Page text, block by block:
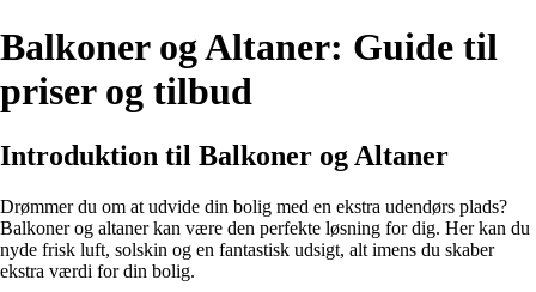
Balkoner og Altaner: Guide til
priser og tilbud
Introduktion til Balkoner og Altaner
Drømmer du om at udvide din bolig med en ekstra udendørs plads?
Balkoner og altaner kan være den perfekte løsning for dig. Her kan du
nyde frisk luft, solskin og en fantastisk udsigt, alt imens du skaber
ekstra værdi for din bolig.